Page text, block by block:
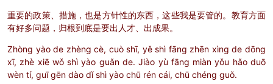
重要的政策、措施，也是方针性的东西，这些我是要管的。教育方面
有好多问题，归根到底是要出人才、出成果。
Zhòng yào de zhèng cè, cuò shī, yě shì fāng zhēn xìng de dōng
xī, zhè xiē wǒ shì yào guǎn de. Jiào yù fāng miàn yǒu hǎo duō
wèn tí, guī gēn dào dǐ shì yào chū rén cái, chū chéng guǒ.